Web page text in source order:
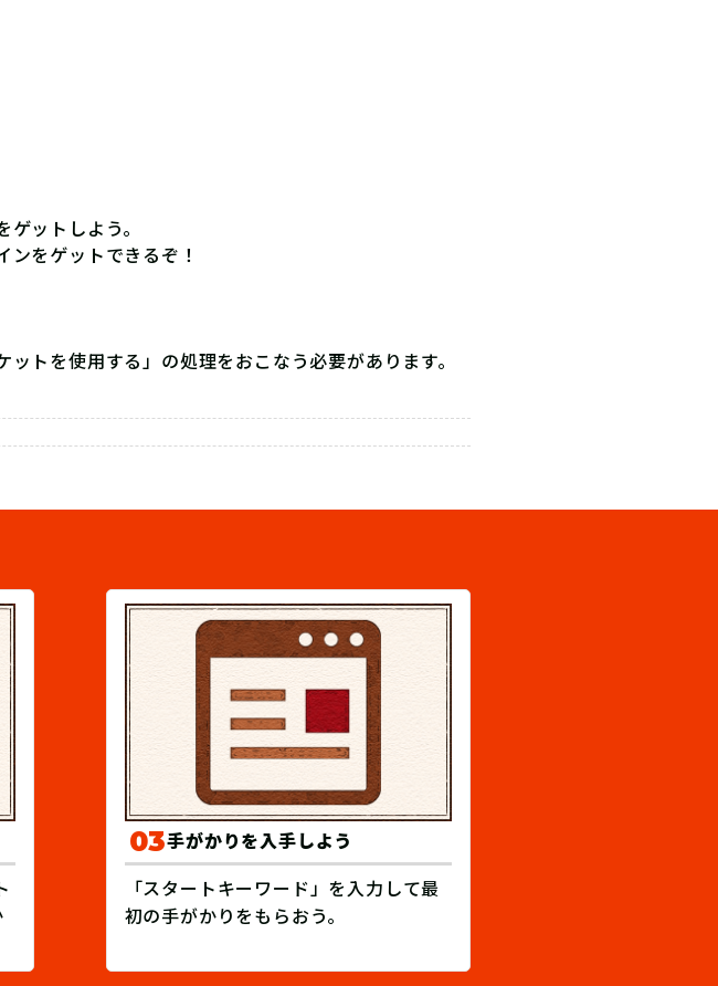
ットしよう。
をゲットできるぞ！
トを使用する」の処理をおこなう必要があります。
03手がかりを入手しよう
「スタートキーワード」を入力して最
初の手がかりをもらおう。